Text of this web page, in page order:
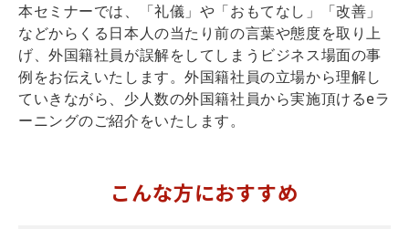
本セミナーでは、「礼儀」や「おもてなし」「改善」
などからくる日本人の当たり前の言葉や態度を取り上
げ、外国籍社員が誤解をしてしまうビジネス場面の事
例をお伝えいたします。外国籍社員の立場から理解し
ていきながら、少人数の外国籍社員から実施頂けるeラ
ーニングのご紹介をいたします。
こんな方におすすめ